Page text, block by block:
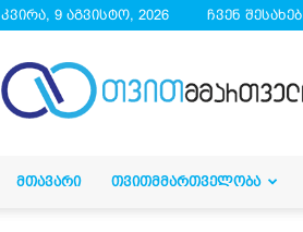
კვირა, 9 აგვისტო, 2026 ჩვენ შესახებ
ᲛᲗᲐᲕᲐᲠᲘ ᲗᲕᲘᲗᲛᲛᲐᲠᲗᲕᲔᲚᲝᲑᲐ